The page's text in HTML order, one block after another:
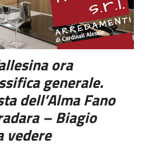
ora
generale.
dell’Alma Fano
– Biagio
vedere